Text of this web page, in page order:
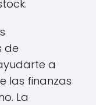
de
a
las finanzas
La